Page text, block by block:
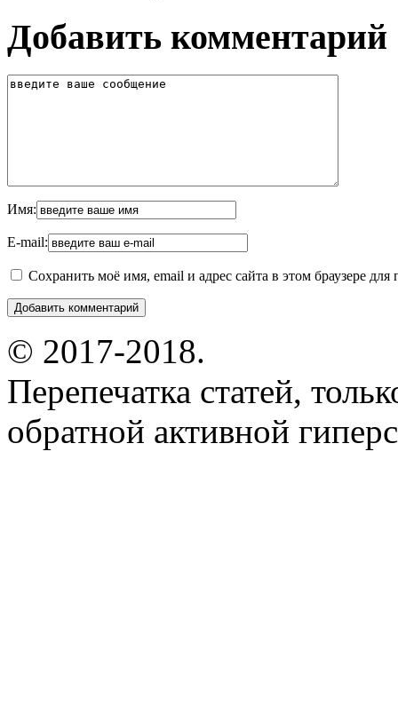
Добавить комментарий
Имя:
E-mail:
Сохранить моё имя, email и адрес сайта в этом браузере
© 2017-2018.
Перепечатка статей,
обратной активной